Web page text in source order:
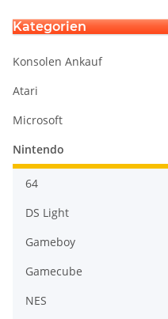
Kategorien
Konsolen Ankauf
Atari
Microsoft
Nintendo
64
DS Light
Gameboy
Gamecube
NES